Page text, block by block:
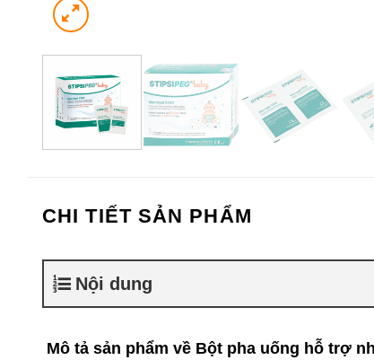
CHI TIẾT SẢN PHẨM
Nội dung
Mô tả sản phẩm về Bột pha uống hỗ trợ